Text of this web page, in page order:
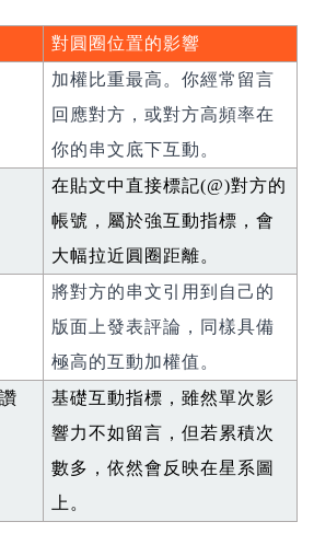
對圓圈位置的影響
加權比重最高。你經常留言
回應對方，或對方高頻率在
你的串文底下互動。
在貼文中直接標記(@)對方的
帳號，屬於強互動指標，會
大幅拉近圓圈距離。
將對方的串文引用到自己的
版面上發表評論，同樣具備
極高的互動加權值。
基礎互動指標，雖然單次影
響力不如留言，但若累積次
數多，依然會反映在星系圖
上。